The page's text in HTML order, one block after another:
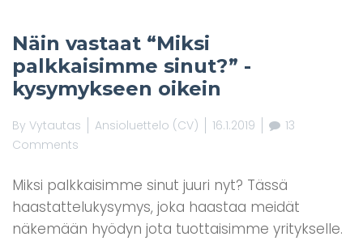
Näin vastaat “Miksi
palkkaisimme sinut?” -
kysymykseen oikein
By Vytautas Ansioluettelo (CV) 16.1.2019
13
Comments
Miksi palkkaisimme sinut juuri nyt? Tässä
haastattelukysymys, joka haastaa meidät
näkemään hyödyn jota tuottaisimme yritykselle.